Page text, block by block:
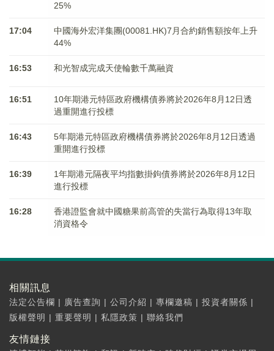
25%
17:04
中國海外宏洋集團(00081.HK)7月合約銷售額按年上升
44%
16:53 和光智成完成天使輪數千萬融資
16:51
10年期港元特區政府機構債券將於2026年8月12日透
過重開進行投標
16:43
5年期港元特區政府機構債券將於2026年8月12日透過
重開進行投標
16:39
1年期港元隔夜平均指數掛鉤債券將於2026年8月12日
進行投標
16:28
香港證監會就中國糖果前高管的失當行為取得13年取
消資格令
相關訊息
法定公告欄 | 廣告查詢 | 公司介紹 | 專欄邀稿 | 投資者關係 |
版權聲明 | 重要聲明 | 私隱政策 | 聯絡我們
友情鏈接